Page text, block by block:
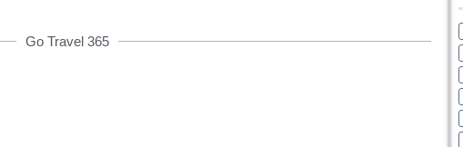
Go Travel 365